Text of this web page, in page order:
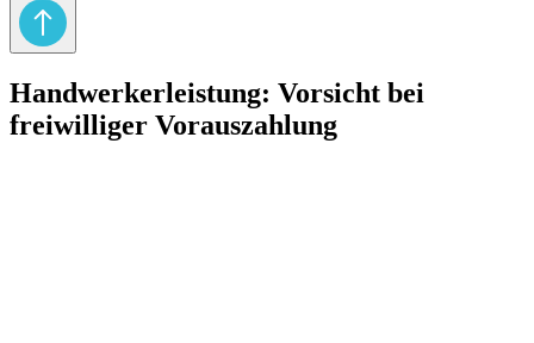
Handwerkerleistung: Vorsicht bei
freiwilliger Vorauszahlung